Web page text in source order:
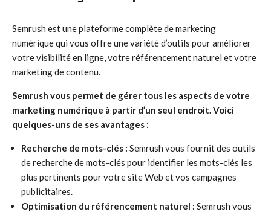
Semrush est une plateforme complète de marketing
numérique qui vous offre une variété d’outils pour améliorer
votre visibilité en ligne, votre référencement naturel et votre
marketing de contenu.
Semrush vous permet de gérer tous les aspects de votre
marketing numérique à partir d’un seul endroit. Voici
quelques-uns de ses avantages :
Recherche de mots-clés : Semrush vous fournit des outils
de recherche de mots-clés pour identifier les mots-clés les
plus pertinents pour votre site Web et vos campagnes
publicitaires.
Optimisation du référencement naturel : Semrush vous